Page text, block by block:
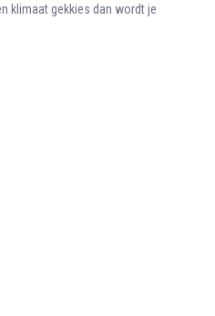
klimaat gekkies dan wordt je